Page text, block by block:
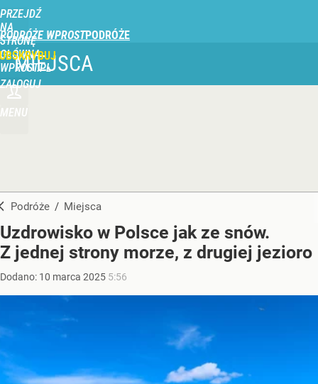
PRZEJDŹ
NA
STRONĘ
GŁÓWNĄ
WPROST.PL
PODRÓŻE WPROST
ZALOGUJ
MENU
MIEJSCA
Podróże / Miejsca
Uzdrowisko w Polsce jak ze snów.
Z jednej strony morze, z drugiej jezioro
Dodano: 10 marca 2025 5:56